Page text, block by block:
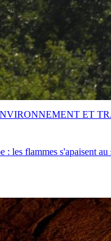
: les flammes s'apaisent
ET